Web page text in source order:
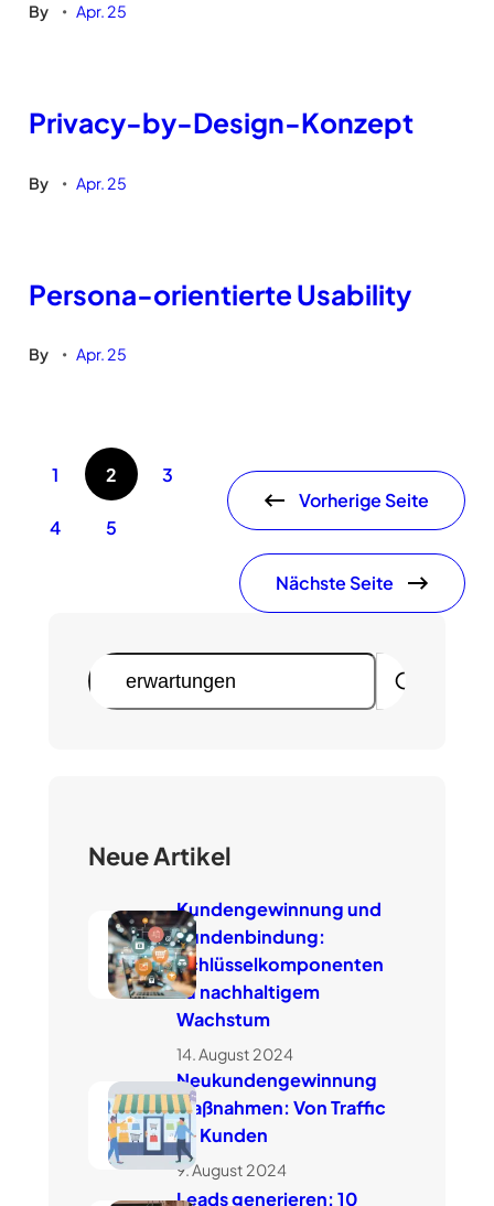
By • Apr. 25
Privacy-by-Design-Konzept
By • Apr. 25
Persona-orientierte Usability
By • Apr. 25
1 2 3
4 5
Vorherige Seite
Nächste Seite
S
u
Neue Artikel
Kundengewinnung und
Kundenbindung:
Schlüsselkomponenten
zu nachhaltigem
Wachstum
14. August 2024
Neukundengewinnung
Maßnahmen: Von Traffic
zu Kunden
9. August 2024
Leads generieren: 10